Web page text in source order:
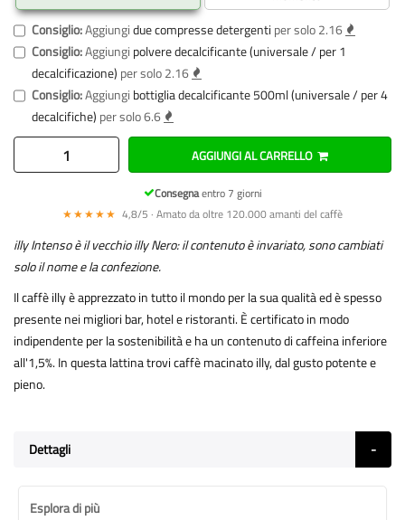
Consiglio:Aggiungidue compresse detergenti per solo 2.16
Consiglio:Aggiungi polvere decalcificante (universale / per 1
decalcificazione) per solo 2.16
Consiglio:Aggiungi bottiglia decalcificante 500ml (universale / per 4
decalcifiche) per solo 6.6
AGGIUNGI AL CARRELLO
Consegnaentro 7 giorni
★★★★★ 4,8/5 · Amato da oltre 120.000 amanti del caffè
illy Intenso è il vecchio illy Nero: il contenuto è invariato, sono cambiati
solo il nome e la confezione.
Il caffè illy è apprezzato in tutto il mondo per la sua qualità ed è spesso
presente nei migliori bar, hotel e ristoranti. È certificato in modo
indipendente per la sostenibilità e ha un contenuto di caffeina inferiore
all'1,5%. In questa lattina trovi caffè macinato illy, dal gusto potente e
pieno.
Dettagli
Esplora di più